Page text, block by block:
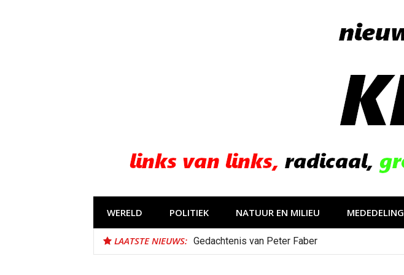
WERELD POLITIEK NATUUR EN MILIEU MEDEDELING
LAATSTE NIEUWS: Gedachtenis van Peter Faber